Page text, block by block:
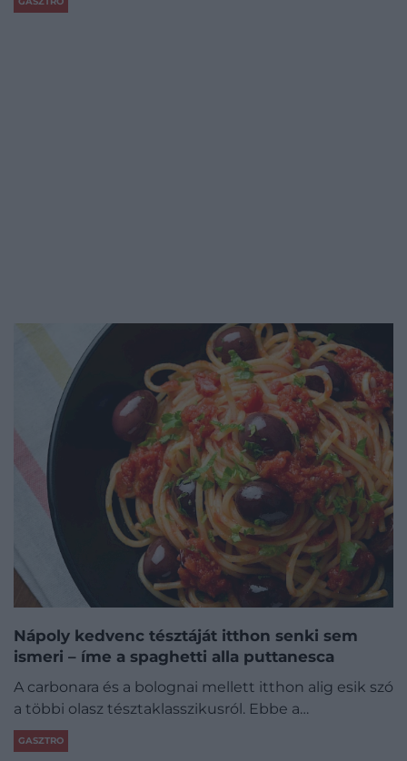
Nápoly kedvenc tésztáját itthon senki sem
ismeri – íme a spaghetti alla puttanesca
A carbonara és a bolognai mellett itthon alig esik szó
a többi olasz tésztaklasszikusról. Ebbe a…
GASZTRO